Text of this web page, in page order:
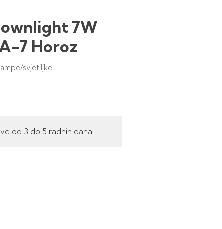
7W
7 Horoz
svjetiljke
od 3 do 5 radnih dana.